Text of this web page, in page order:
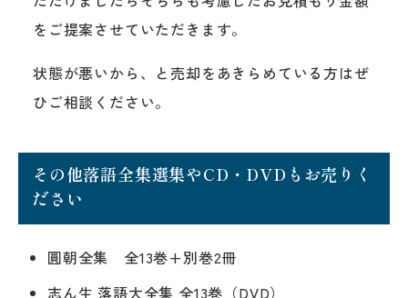
をご提案させていただきます。
状態が悪いから、と売却をあきらめている方はぜ
ひご相談ください。
その他落語全集選集やCD・DVDもお売りく
ださい
圓朝全集 全13巻+別巻2冊
志ん生 落語大全集 全13巻（DVD）